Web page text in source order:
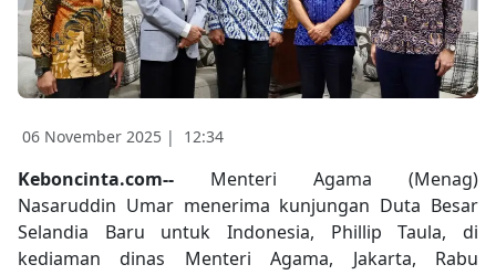
06 November 2025 | 12:34
Keboncinta.com-- Menteri Agama (Menag)
Nasaruddin Umar menerima kunjungan Duta Besar
Selandia Baru untuk Indonesia, Phillip Taula, di
kediaman dinas Menteri Agama, Jakarta, Rabu